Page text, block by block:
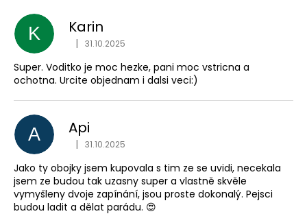
o
c
e
n
í
K Karin
Hodnocení
| 31.10.2025
Super. Voditko je moc hezke, pani moc vstricna a
ochotna. Urcite objednam i dalsi veci:)
A Api
Hodnocení
| 31.10.2025
Jako ty obojky jsem kupovala s tim ze se uvidi, necekala
jsem ze budou tak uzasny super a vlastně skvěle
vymyšleny dvoje zapínání, jsou proste dokonalý. Pejsci
budou ladit a dělat parádu. 😍
D
o
p
o
r
u
č
u
j
e
m
e